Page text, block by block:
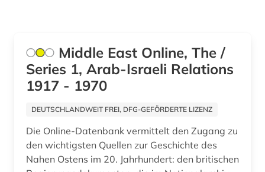
Lettland (1)
Litauen (1)
Luxemburg (1)
Makedonien (1)
Malta (1)
Middle East Online, The /
Series 1, Arab-Israeli Relations
1917 - 1970
DEUTSCHLANDWEIT FREI, DFG-GEFÖRDERTE LIZENZ
Die Online-Datenbank vermittelt den Zugang zu
den wichtigsten Quellen zur Geschichte des
Nahen Ostens im 20. Jahrhundert: den britischen